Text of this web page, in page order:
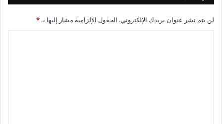
لن يتم نشر عنوان بريدك الإلكتروني. الحقول الإلزامية مشار إليها بـ*